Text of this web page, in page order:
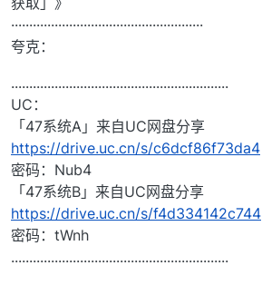
·····················································
夸克：
............................................................
UC：
「47系统A」来自UC网盘分享
https://drive.uc.cn/s/c6dcf86f73da4
密码：Nub4
「47系统B」来自UC网盘分享
https://drive.uc.cn/s/f4d334142c744
密码：tWnh
............................................................